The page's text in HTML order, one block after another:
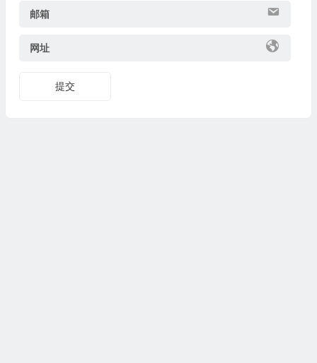
邮箱
网址
提交